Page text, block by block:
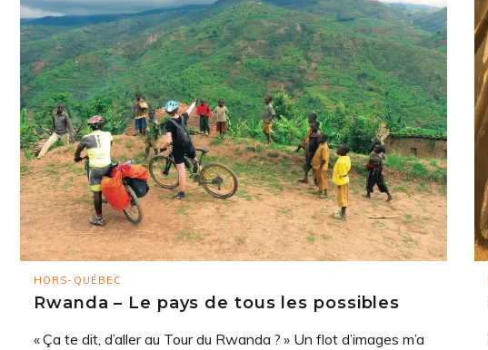
HORS-QUÉBEC
Rwanda – Le pays de tous les possibles
« Ça te dit, d’aller au Tour du Rwanda ? » Un flot d’images m’a